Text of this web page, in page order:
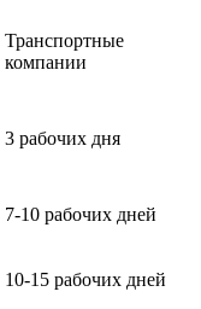
Транспортные
компании
3 рабочих дня
7-10 рабочих дней
10-15 рабочих дней